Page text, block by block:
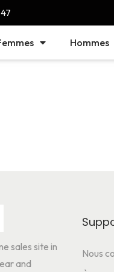
Hommes
sales site in
and
Nous